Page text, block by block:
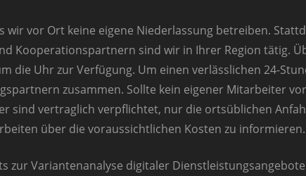
vor Ort keine eigene Niederlassung betreiben.
Kooperationspartnern sind wir in Ihrer Region tätig.
die Uhr zur Verfügung. Um einen verlässlichen 24-
zusammen. Sollte kein eigener Mitarbeiter
sind vertraglich verpflichtet, nur die ortsüblichen
über die voraussichtlichen Kosten zu informieren.
zur Variantenanalyse digitaler